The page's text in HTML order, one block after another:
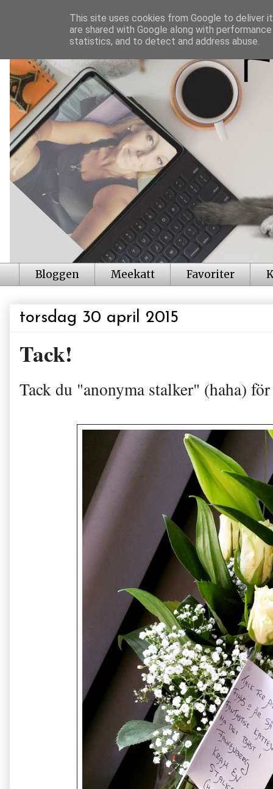
Bloggen Meekatt Favoriter
torsdag 30 april 2015
Tack!
Tack du "anonyma stalker" (haha)
This site uses cookies from Google to deliver
are shared with Google along with
statistics, and to detect and address abuse.